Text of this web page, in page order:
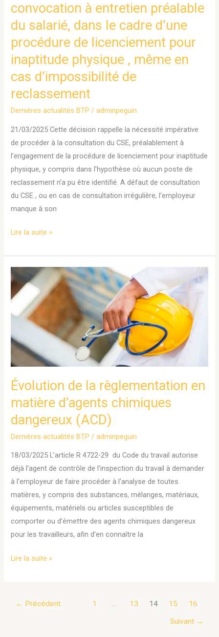
convocation à entretien préalable
du salarié, dans le cadre d’une
procédure de licenciement pour
inaptitude physique , même en
cas d’impossibilité de
reclassement
Dernières actualités BTP /adminpeguin
21/03/2025 Cette décision rappelle la nécessité impérative
de procéder à la consultation du CSE, préalablement à
l’engagement de la procédure de licenciement pour inaptitude
physique, y compris dans l’hypothèse où aucun poste de
reclassement n’a pu être identifié. A défaut de consultation
du CSE , ou en cas de consultation irrégulière, l’employeur
manque à son
à
entretien
préalable
du
salarié,
dans
cadre
d’une
procédure
de
licenciement
pour
inaptitude
physique
en
d’impossibilité
reclassement
Lire la suite »
Évolution de la règlementation en
matière d’agents chimiques
dangereux (ACD)
Dernières actualités BTP /adminpeguin
18/03/2025 L’article R 4722-29 du Code du travail autorise
déjà l’agent de contrôle de l’inspection du travail à demander
à l’employeur de faire procéder à l’analyse de toutes
matières, y compris des substances, mélanges, matériaux,
équipements, matériels ou articles susceptibles de
comporter ou d’émettre des agents chimiques dangereux
pour les travailleurs, afin d’en connaître la
Évolution
de
la
règlementation
matière
d’agents
chimiques
dangereux
(ACD)
Lire la suite »
← Précédent 1 … 13 14 15 16
Suivant →